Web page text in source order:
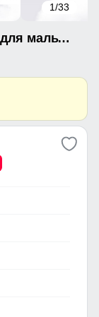
1/33
Горнолыжный костюм зимний для мальчика голубого цвета 9419Gl